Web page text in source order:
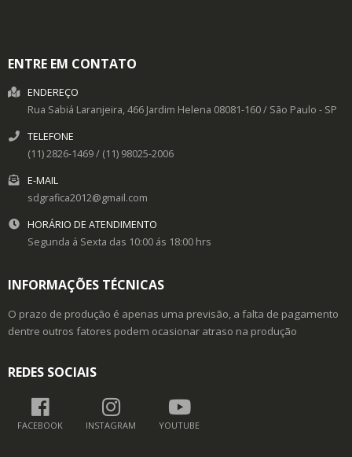
ENTRE EM CONTATO
ENDEREÇO
Rua Sabiá Laranjeira, 466 Jardim Helena 08081-160/ São Paulo - SP
TELEFONE
(11) 2826-1469 / (11) 98025-2006
E-MAIL
sdgrafica2012@gmail.com
HORÁRIO DE ATENDIMENTO
Segunda á Sexta das 10:00 ás 18:00 hrs
INFORMAÇÕES TÉCNICAS
O prazo de produção é apenas uma previsão, a falta de pagamento
dentre outros fatores podem ocasionar atraso na produção
REDES SOCIAIS
FACEBOOK INSTAGRAM YOUTUBE